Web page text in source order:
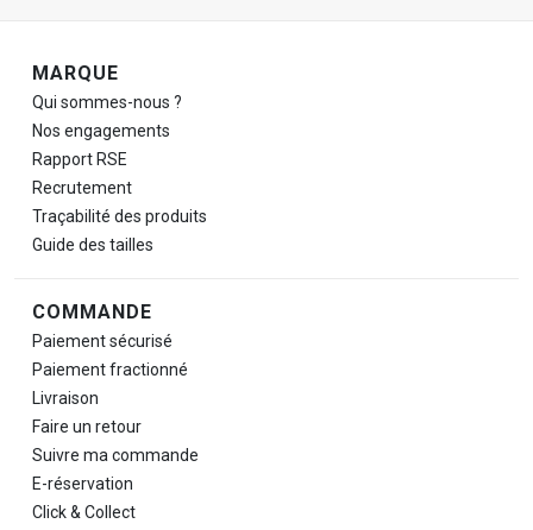
Navigation de pied de page
MARQUE
Qui sommes-nous ?
Nos engagements
Rapport RSE
Recrutement
Traçabilité des produits
Guide des tailles
COMMANDE
Paiement sécurisé
Paiement fractionné
Livraison
Faire un retour
Suivre ma commande
E-réservation
Click & Collect